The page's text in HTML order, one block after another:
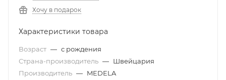
Хочу в подарок
Характеристики товара
Возраст — с рождения
Страна-производитель — Швейцария
Производитель — MEDELA